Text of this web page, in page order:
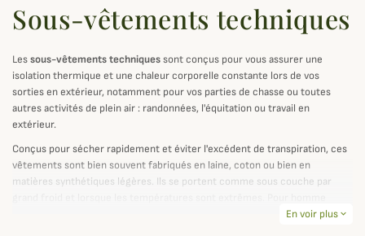
Sous-vêtements techniques
Lessous-vêtements techniquessont conçus pour vous assurer une
isolation thermique et une chaleur corporelle constante lors de vos
sorties en extérieur, notamment pour vos parties de chasse ou toutes
autres activités de plein air : randonnées, l'équitation ou travail en
extérieur.
Conçus pour sécher rapidement et éviter l'excédent de transpiration, ces
vêtements sont bien souvent fabriqués en laine, coton ou bien en
matières synthétiques légères. Ils se portent comme sous couche par
comme pour femme, il existe plusieurs types de sous vêtementsEn voir plus expand_more